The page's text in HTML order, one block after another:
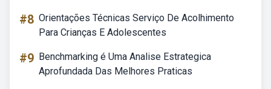
#8 Orientações Técnicas Serviço De Acolhimento
Para Crianças E Adolescentes
#9 Benchmarking é Uma Analise Estrategica
Aprofundada Das Melhores Praticas